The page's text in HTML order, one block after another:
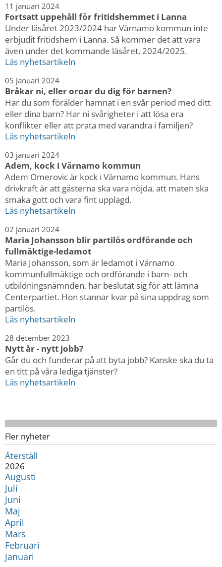
11 januari 2024
Fortsatt uppehåll för fritidshemmet i Lanna
Under läsåret 2023/2024 har Värnamo kommun inte
erbjudit fritidshem i Lanna. Så kommer det att vara
även under det kommande läsåret, 2024/2025.
Läs nyhetsartikeln
05 januari 2024
Bråkar ni, eller oroar du dig för barnen?
Har du som förälder hamnat i en svår period med ditt
eller dina barn? Har ni svårigheter i att lösa era
konflikter eller att prata med varandra i familjen?
Läs nyhetsartikeln
03 januari 2024
Adem, kock i Värnamo kommun
Adem Omerovic är kock i Värnamo kommun. Hans
drivkraft är att gästerna ska vara nöjda, att maten ska
smaka gott och vara fint upplagd.
Läs nyhetsartikeln
02 januari 2024
Maria Johansson blir partilös ordförande och
fullmäktige-ledamot
Maria Johansson, som är ledamot i Värnamo
kommunfullmäktige och ordförande i barn- och
utbildningsnämnden, har beslutat sig för att lämna
Centerpartiet. Hon stannar kvar på sina uppdrag som
partilös.
Läs nyhetsartikeln
28 december 2023
Nytt år - nytt jobb?
Går du och funderar på att byta jobb? Kanske ska du ta
en titt på våra lediga tjänster?
Läs nyhetsartikeln
Fler nyheter
Återställ
År:
2026
Augusti
Juli
Juni
Maj
April
Mars
Februari
Januari